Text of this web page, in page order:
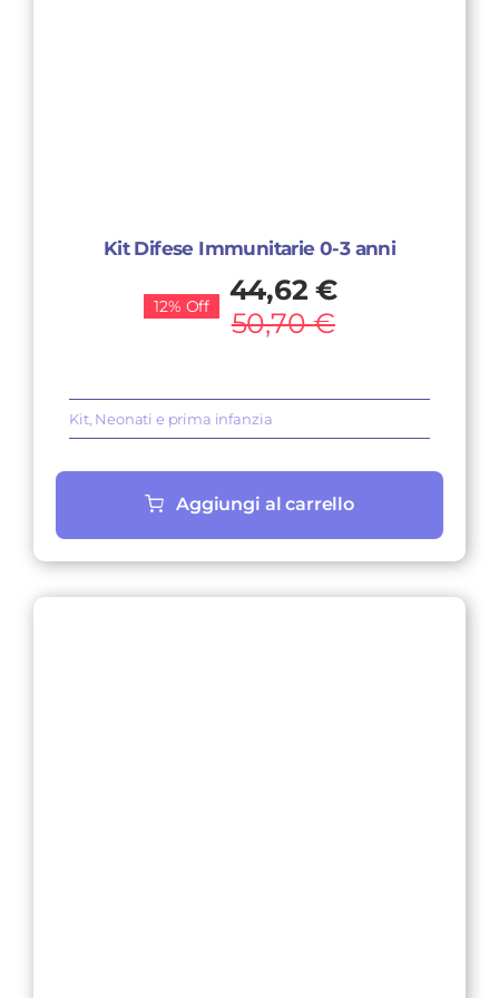
Kit Difese Immunitarie 0-3 anni
50,70€
Il
prezzo
44,62€
Il
prezzo
12% Off
Kit, Neonati e prima infanzia
Aggiungi al carrello